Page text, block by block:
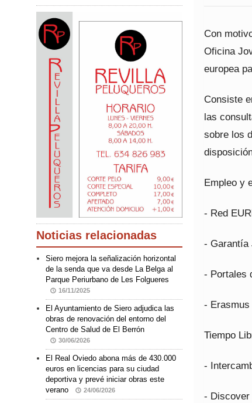
Con
Oficina
europea
Consiste
las
sobre los
Empleo y
- Red
- Garantía
- Portales
- Erasmus
Tiempo
-
- Discover
Noticias relacionadas
Siero mejora la señalización horizontal
de la senda que va desde La Belga al
Parque Periurbano de Les Folgueres
16/11/2025
El Ayuntamiento de Siero adjudica las
obras de renovación del entorno del
Centro de Salud de El Berrón
30/06/2026
El Real Oviedo abona más de 430.000
euros en licencias para su ciudad
deportiva y prevé iniciar obras este
verano
24/06/2026